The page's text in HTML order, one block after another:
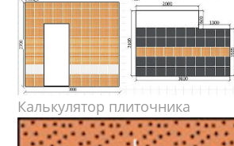
Калькулятор плиточника